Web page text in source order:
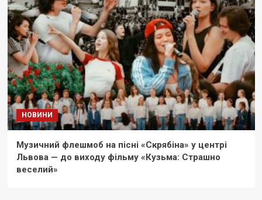
НОВИНИ
Музичний флешмоб на пісні «Скрябіна» у центрі
Львова — до виходу фільму «Кузьма: Страшно
веселий»